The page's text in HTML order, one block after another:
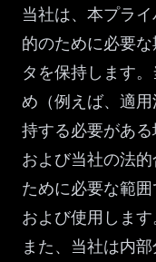
当社は、本プラ
的のために必要
タを保持します
め（例えば、適
持する必要がある
および当社の法
ために必要な範
および使用します
また、当社は内